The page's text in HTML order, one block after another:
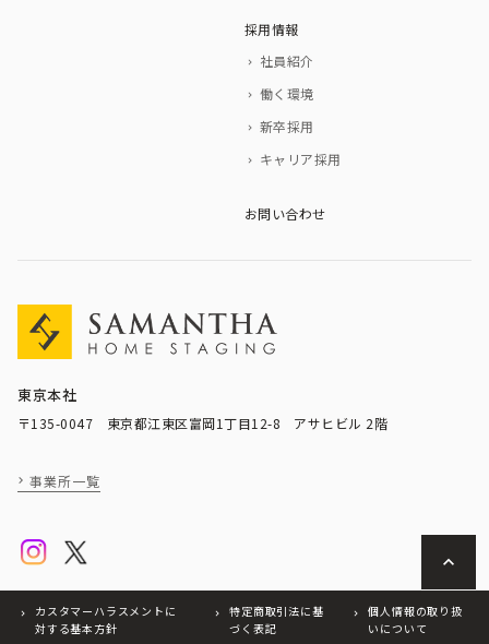
東京本社
〒135-0047 東京都江東区富岡1丁目12-8 アサヒビル 2階
事業所一覧
採用情報
社員紹介
働く環境
新卒採用
キャリア採用
お問い合わせ
カスタマーハラスメントに
対する基本方針
特定商取引法に基
づく表記
個人情報の取り扱
いについて